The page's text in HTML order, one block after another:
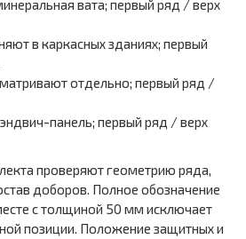
вата; первый ряд / верх
в каркасных зданиях; первый
отдельно; первый ряд /
панель; первый ряд / верх
проверяют геометрию ряда,
доборов. Полное обозначение
с толщиной 50 мм исключает
позиции. Положение защитных и